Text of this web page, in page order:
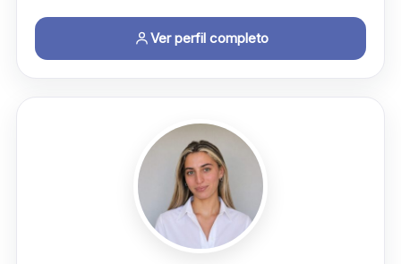
Ver perfil completo